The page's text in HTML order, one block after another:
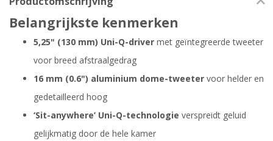
Belangrijkste kenmerken
5,25" (130 mm) Uni-Q-driver met geïntegreerde tweeter
voor breed afstraalgedrag
16 mm (0.6") aluminium dome-tweeter voor helder en
gedetailleerd hoog
‘Sit-anywhere’ Uni-Q-technologie verspreidt geluid
gelijkmatig door de hele kamer